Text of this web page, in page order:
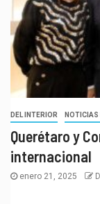
DEL INTERIOR NOTICIAS
Querétaro y
internacional
enero 21, 2025